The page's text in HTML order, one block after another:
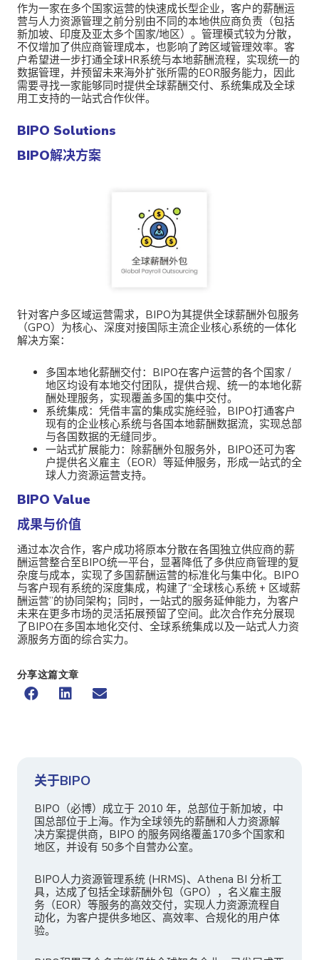
作为一家在多个国家运营的快速成长型企业，客户的薪酬运
营与人力资源管理之前分别由不同的本地供应商负责（包括
新加坡、印度及亚太多个国家/地区）。管理模式较为分散，
不仅增加了供应商管理成本，也影响了跨区域管理效率。客
户希望进一步打通全球HR系统与本地薪酬流程，实现统一的
数据管理，并预留未来海外扩张所需的EOR服务能力，因此
需要寻找一家能够同时提供全球薪酬交付、系统集成及全球
用工支持的一站式合作伙伴。
BIPO Solutions
BIPO解决方案
针对客户多区域运营需求，BIPO为其提供全球薪酬外包服务
（GPO）为核心、深度对接国际主流企业核心系统的一体化
解决方案：
多国本地化薪酬交付：BIPO在客户运营的各个国家 /
地区均设有本地交付团队，提供合规、统一的本地化薪
酬处理服务，实现覆盖多国的集中交付。
系统集成：凭借丰富的集成实施经验，BIPO打通客户
现有的企业核心系统与各国本地薪酬数据流，实现总部
与各国数据的无缝同步。
一站式扩展能力：除薪酬外包服务外，BIPO还可为客
户提供名义雇主（EOR）等延伸服务，形成一站式的全
球人力资源运营支持。
BIPO Value
成果与价值
通过本次合作，客户成功将原本分散在各国独立供应商的薪
酬运营整合至BIPO统一平台，显著降低了多供应商管理的复
杂度与成本，实现了多国薪酬运营的标准化与集中化。BIPO
与客户现有系统的深度集成，构建了“全球核心系统 + 区域薪
酬运营”的协同架构；同时，一站式的服务延伸能力，为客户
未来在更多市场的灵活拓展预留了空间。此次合作充分展现
了BIPO在多国本地化交付、全球系统集成以及一站式人力资
源服务方面的综合实力。
分享这篇文章
关于BIPO
BIPO（必博）成立于 2010 年，总部位于新加坡，中
国总部位于上海。作为全球领先的薪酬和人力资源解
决方案提供商，BIPO 的服务网络覆盖170多个国家和
地区，并设有 50多个自营办公室。
BIPO人力资源管理系统 (HRMS)、Athena BI 分析工
具，达成了包括全球薪酬外包（GPO），名义雇主服
务（EOR）等服务的高效交付，实现人力资源流程自
动化，为客户提供多地区、高效率、合规化的用户体
验。